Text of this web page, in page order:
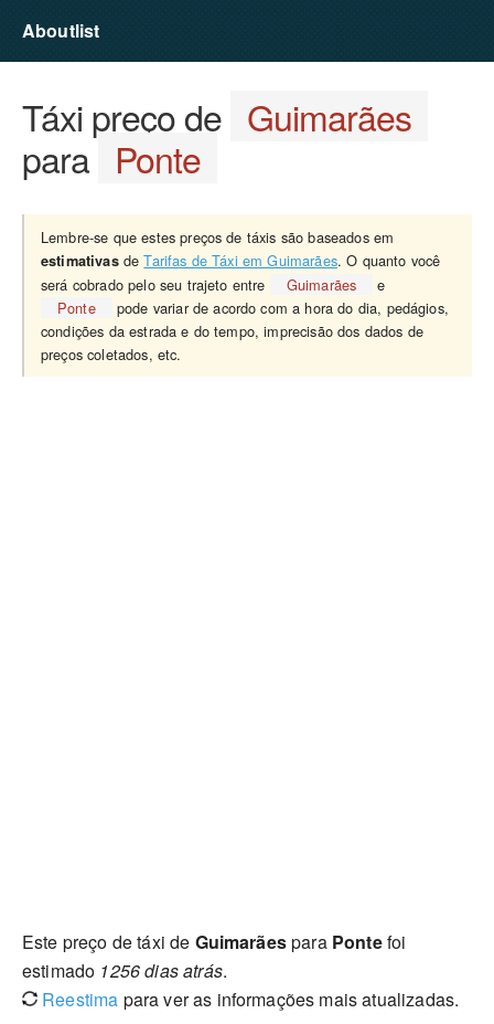
Aboutlist
Táxi preço de Guimarães
para Ponte
Lembre-se que estes preços de táxis são baseados em
estimativasdeTarifas de Táxi em Guimarães. O quanto você
será cobrado pelo seu trajeto entre
Guimarães
e
Ponte
pode variar de acordo com a hora do dia, pedágios,
condições da estrada e do tempo, imprecisão dos dados de
preços coletados, etc.
Este preço de táxi de Guimarãespara Pontefoi
estimado 1256 dias atrás.
Reestima para ver as informações mais atualizadas.